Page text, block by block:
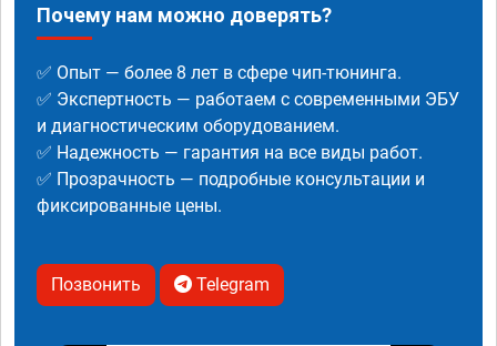
Почему нам можно доверять?
✅ Опыт — более 8 лет в сфере чип-тюнинга.
✅ Экспертность — работаем с современными ЭБУ
и диагностическим оборудованием.
✅ Надежность — гарантия на все виды работ.
✅ Прозрачность — подробные консультации и
фиксированные цены.
Позвонить Telegram